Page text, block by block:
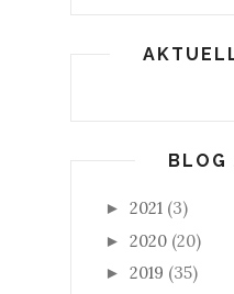
BLOG
► 2021 (3)
► 2020 (20)
► 2019 (35)